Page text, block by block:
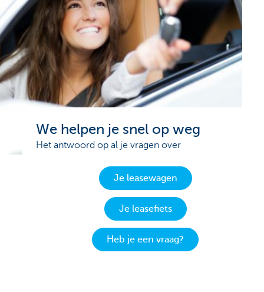
We helpen je snel op weg
Het antwoord op al je vragen over
Je leasewagen
Je leasefiets
Heb je een vraag?